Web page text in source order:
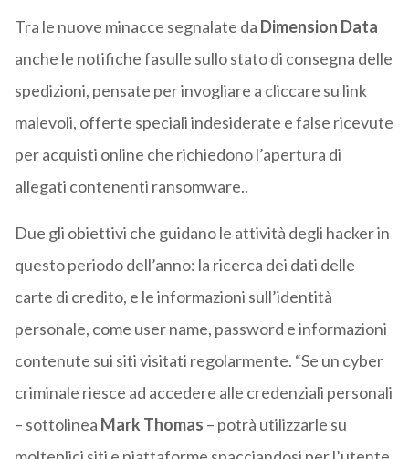
Tra le nuove minacce segnalate da Dimension Data
anche le notifiche fasulle sullo stato di consegna delle
spedizioni, pensate per invogliare a cliccare su link
malevoli, offerte speciali indesiderate e false ricevute
per acquisti online che richiedono l’apertura di
allegati contenenti ransomware..
Due gli obiettivi che guidano le attività degli hacker in
questo periodo dell’anno: la ricerca dei dati delle
carte di credito, e le informazioni sull’identità
personale, come user name, password e informazioni
contenute sui siti visitati regolarmente. “Se un cyber
criminale riesce ad accedere alle credenziali personali
– sottolinea Mark Thomas – potrà utilizzarle su